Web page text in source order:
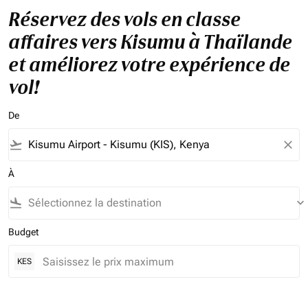
Réservez des vols en classe
affaires vers Kisumu à Thaïlande
et améliorez votre expérience de
vol!
De
flight_takeoff close
À
flight_land keyboard_arrow_down
Budget
KES